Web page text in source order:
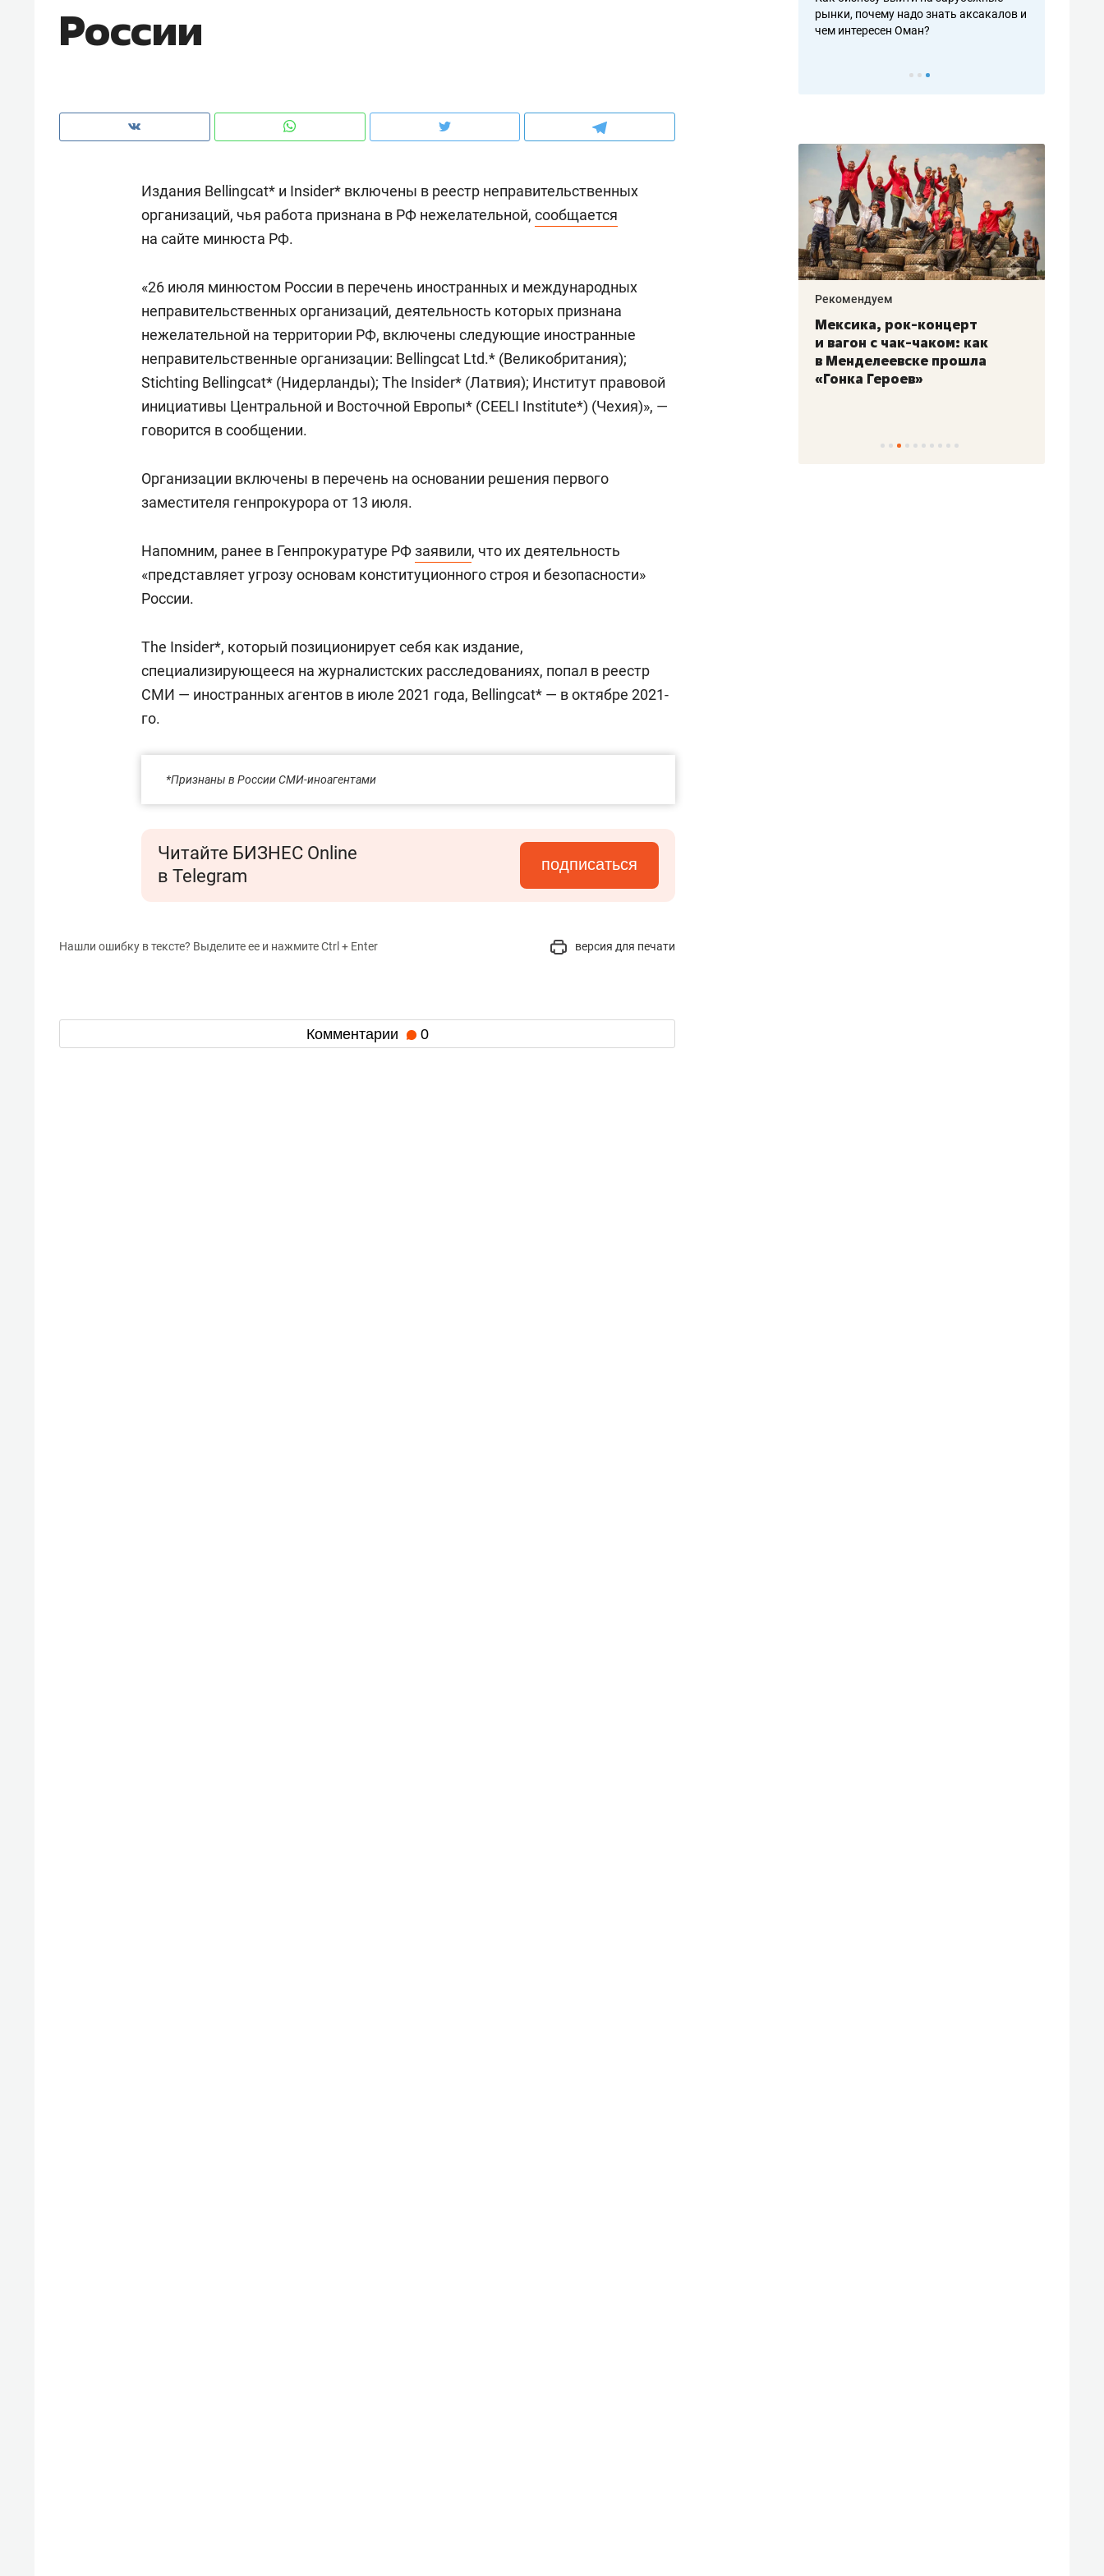
России
Издания Bellingcat* и Insider* включены в реестр неправительственных
организаций, чья работа признана в РФ нежелательной, сообщается
на сайте минюста РФ.
«26 июля минюстом России в перечень иностранных и международных
неправительственных организаций, деятельность которых признана
нежелательной на территории РФ, включены следующие иностранные
неправительственные организации: Bellingcat Ltd.* (Великобритания);
Stichting Bellingcat* (Нидерланды); The Insider* (Латвия); Институт правовой
инициативы Центральной и Восточной Европы* (CEELI Institute*) (Чехия)», —
говорится в сообщении.
Организации включены в перечень на основании решения первого
заместителя генпрокурора от 13 июля.
Напомним, ранее в Генпрокуратуре РФзаявили, что их деятельность
«представляет угрозу основам конституционного строя и безопасности»
России.
The Insider*, который позиционирует себя как издание,
специализирующееся на журналистских расследованиях, попал в реестр
СМИ — иностранных агентов в июле 2021 года, Bellingcat* — в октябре 2021-
го.
*Признаны в России СМИ-иноагентами
Читайте БИЗНЕС Online
в Telegram
подписаться
Нашли ошибку в тексте? Выделите ее и нажмите Ctrl + Enter версия для печати
Комментарии 0
чем интересен Оман?
рынки, почему надо знать аксакалов и
чем интересен Оман?
Как ГК «МИР ГРУПП» и ВТБ
создают оазис жилого
комфорта под Казанью
Рекомендуем
150 камер до квартиры и Face
ID вместо ключа: какой будет
безопасность в ЖК «Нова»
Рекомендуем
природе, работа
с ментальным и физическим
состоянием как основа
антихрупких команд
Рекомендуем
Мексика, рок-концерт
и вагон с чак-чаком: как
в Менделеевске прошла
«Гонка Героев»